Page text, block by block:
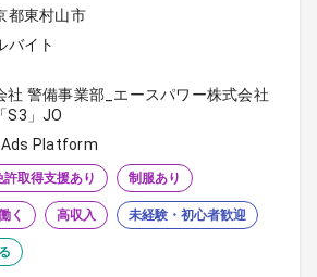
都東村山市
バイト
社 警備事業部_エースパワー株式会社
S3」JO
Ads Platform
許取得支援あり 制服あり
く 高収入 未経験・初心者歓迎